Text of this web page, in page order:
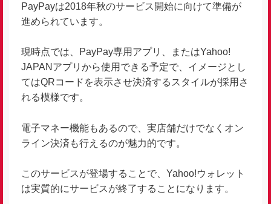
PayPayは2018年秋のサービス開始に向けて準備が
進められています。
現時点では、PayPay専用アプリ、またはYahoo!
JAPANアプリから使用できる予定で、イメージとし
てはQRコードを表示させ決済するスタイルが採用さ
れる模様です。
電子マネー機能もあるので、実店舗だけでなくオン
ライン決済も行えるのが魅力的です。
このサービスが登場することで、Yahoo!ウォレット
は実質的にサービスが終了することになります。